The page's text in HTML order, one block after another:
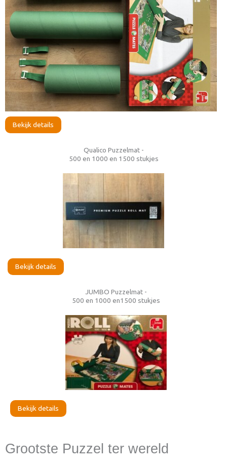
Bekijk details
Qualico Puzzelmat -
500 en 1000 en 1500 stukjes
Bekijk details
JUMBO Puzzelmat -
500 en 1000 en1500 stukjes
Bekijk details
Grootste Puzzel ter wereld